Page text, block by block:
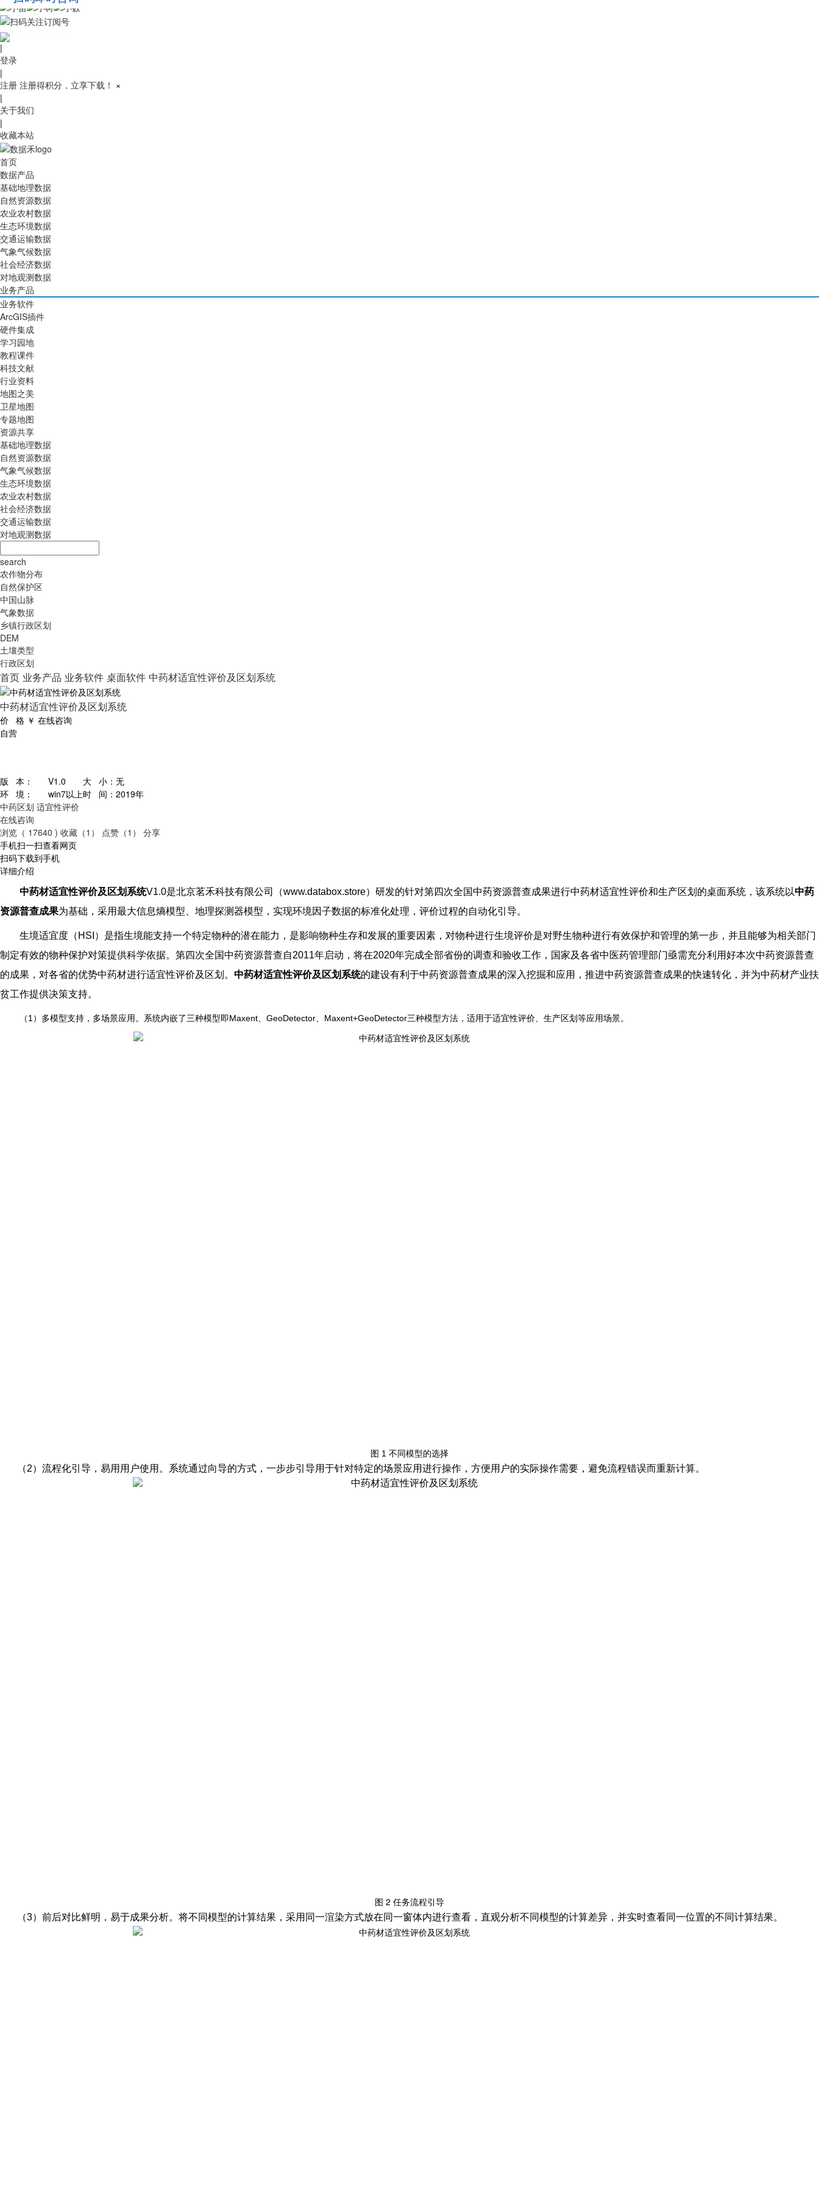
010-53689091
|
登录
|
注册 注册得积分，立享下载！ ×
|
关于我们
|
收藏本站
首页
数据产品
基础地理数据
自然资源数据
农业农村数据
生态环境数据
交通运输数据
气象气候数据
社会经济数据
对地观测数据
业务产品
业务软件
ArcGIS插件
硬件集成
学习园地
教程课件
科技文献
行业资料
地图之美
卫星地图
专题地图
资源共享
基础地理数据
自然资源数据
气象气候数据
生态环境数据
农业农村数据
社会经济数据
交通运输数据
对地观测数据
search
农作物分布
自然保护区
中国山脉
气象数据
乡镇行政区划
DEM
土壤类型
行政区划
首页 业务产品 业务软件 桌面软件 中药材适宜性评价及区划系统
中药材适宜性评价及区划系统
价 格 ￥ 在线咨询
自营
版 本： V1.0 大 小： 无
环 境：
win7以上时 间： 2019年
中药区划 适宜性评价
在线咨询
浏览（ 17640 ) 收藏（1） 点赞（1）
分享
手机扫一扫查看网页
扫码下载到手机
详细介绍
中药材适宜性评价及区划系统V1.0是北京茗禾科技有限公司（www.databox.store）研发的针对第四次全国中药资源普查成果进行中药材适宜性评价和生产区划的桌面系统，该系统以中药
资源普查成果为基础，采用最大信息熵模型、地理探测器模型，实现环境因子数据的标准化处理，评价过程的自动化引导。
生境适宜度（HSI）是指生境能支持一个特定物种的潜在能力，是影响物种生存和发展的重要因素，对物种进行生境评价是对野生物种进行有效保护和管理的第一步，并且能够为相关部门
制定有效的物种保护对策提供科学依据。第四次全国中药资源普查自2011年启动，将在2020年完成全部省份的调查和验收工作，国家及各省中医药管理部门亟需充分利用好本次中药资源普查
的成果，对各省的优势中药材进行适宜性评价及区划。 中药材适宜性评价及区划系统的建设有利于中药资源普查成果的深入挖掘和应用，推进中药资源普查成果的快速转化，并为中药材产业扶
贫工作提供决策支持。
（1）多模型支持，多场景应用。系统内嵌了三种模型即Maxent、GeoDetector、Maxent+GeoDetector三种模型方法，适用于适宜性评价、生产区划等应用场景。
图 1 不同模型的选择
（2）流程化引导，易用用户使用。系统通过向导的方式，一步步引导用于针对特定的场景应用进行操作，方便用户的实际操作需要，避免流程错误而重新计算。
图 2 任务流程引导
（3）前后对比鲜明，易于成果分析。将不同模型的计算结果，采用同一渲染方式放在同一窗体内进行查看，直观分析不同模型的计算差异，并实时查看同一位置的不同计算结果。